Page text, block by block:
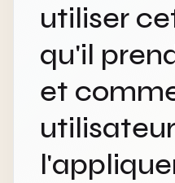
utiliser
qu'il
et